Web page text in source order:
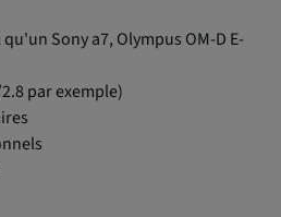
Sony a7, Olympus OM-D E-
par exemple)